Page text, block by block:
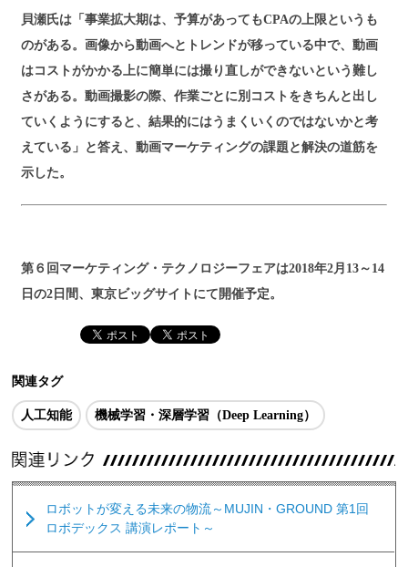
貝瀬氏は「事業拡大期は、予算があってもCPAの上限というも
のがある。画像から動画へとトレンドが移っている中で、動画
はコストがかかる上に簡単には撮り直しができないという難し
さがある。動画撮影の際、作業ごとに別コストをきちんと出し
ていくようにすると、結果的にはうまくいくのではないかと考
えている」と答え、動画マーケティングの課題と解決の道筋を
示した。
第６回マーケティング・テクノロジーフェアは2018年2月13～14
日の2日間、東京ビッグサイトにて開催予定。
関連タグ
人工知能 機械学習・深層学習（Deep Learning）
ロボットが変える未来の物流～MUJIN・GROUND 第1回
ロボデックス 講演レポート～